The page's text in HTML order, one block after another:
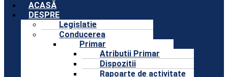
ACASĂ
DESPRE
Legislatie
Conducerea
Primar
Atributii Primar
Dispozitii
Rapoarte de activitate